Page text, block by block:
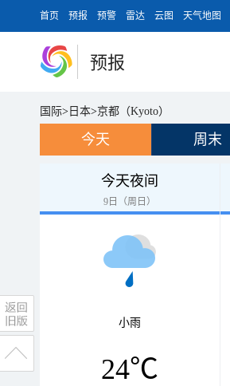
首页 预报 预警 雷达 云图 天气地图
预报
国际> 日本>京都（Kyoto）
今天 周末
今天夜间
9日（周日）
小雨
24℃